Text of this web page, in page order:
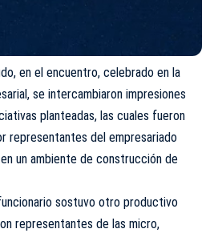
en el encuentro, celebrado en la
se intercambiaron impresiones
planteadas, las cuales fueron
representantes del empresariado
un ambiente de construcción de
sostuvo otro productivo
representantes de las micro,